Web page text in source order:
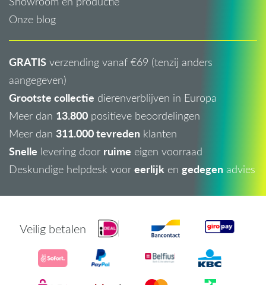
Onze blog
GRATIS verzending vanaf €69 (tenzij anders
aangegeven)
Grootste collectie dierenverblijven in Europa
Meer dan 13.800 positieve beoordelingen
Meer dan 311.000 tevreden klanten
Snelle levering door ruime eigen voorraad
Deskundige helpdesk voor eerlijk en gedegen advies
Veilig betalen